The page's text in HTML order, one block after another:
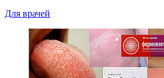
Для врачей